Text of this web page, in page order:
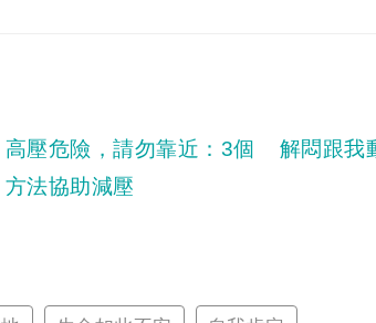
高壓危險，請勿靠近：3個
方法協助減壓
解悶跟我